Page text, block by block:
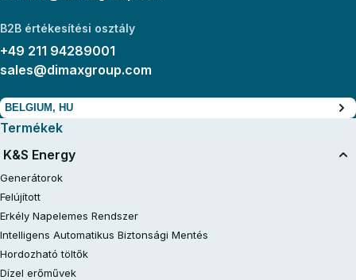
B2B értékesítési osztály
+49 211 94289001
sales@dimaxgroup.com
BELGIUM, HU
Termékek
K&S Energy
Generátorok
Felújított
Erkély Napelemes Rendszer
Intelligens Automatikus Biztonsági Mentés
Hordozható töltők
Dízel erőművek